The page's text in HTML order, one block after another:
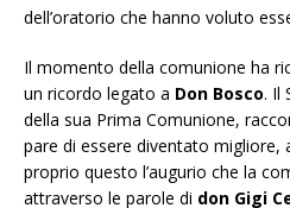
dell’oratorio che hanno voluto
Il momento della comunione ha
un ricordo legato a Don Bosco. Il
della sua Prima Comunione,
pare di essere diventato migliore,
proprio questo l’augurio che la
attraverso le parole di don Gigi